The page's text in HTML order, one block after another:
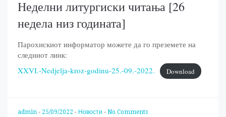
Неделни литургиски читања [26
недела низ годината]
Парохискиот информатор можете да го преземете на
следниот линк:
XXVI.-Nedjelja-kroz-godinu-25.-09.-2022.
Download
admin - 25/09/2022 - Новости - No Comments